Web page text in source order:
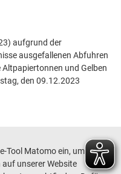
Tool Matomo ein, um
unserer Website
aufgrund der
ausgefallenen Abfuhren
und Gelben
den 09.12.2023